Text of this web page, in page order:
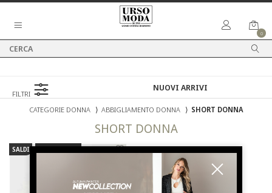
0
FILTRI
CATEGORIE DONNA ⟩ ABBIGLIAMENTO DONNA ⟩ SHORT DONNA
SHORT DONNA
SALDI